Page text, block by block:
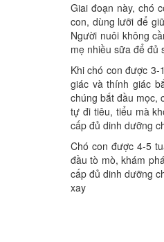
Giai đoạn này, chó
con, dùng lưỡi để
Người nuôi không
mẹ nhiều sữa để đủ
Khi chó con được
giác và thính giác
chúng bắt đầu mọc,
tự đi tiêu, tiểu mà
cấp đủ dinh dưỡng
Chó con được 4-5
đầu tò mò, khám
cấp đủ dinh dưỡng
xay